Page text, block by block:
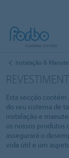
Instalação &
Esta secção
do seu sistema de
instalação e
os nossos
assegurará o
vida útil e um